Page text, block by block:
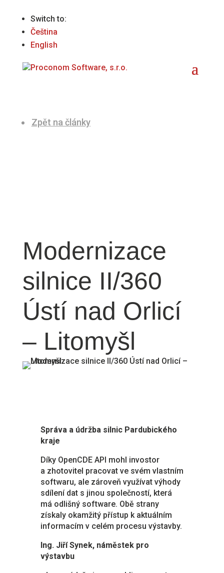
Switch to:
Čeština
English
Zpět na články
Modernizace
silnice II/360
Ústí nad Orlicí
– Litomyšl
Správa a údržba silnic Pardubického
kraje
Díky OpenCDE API mohl invostor
a zhotovitel pracovat ve svém vlastním
softwaru, ale zároveň využívat výhody
sdílení dat s jinou společností, která
má odlišný software. Obě strany
získaly okamžitý přístup k aktuálním
informacím v celém procesu výstavby.
Ing. Jiří Synek, náměstek pro
výstavbu